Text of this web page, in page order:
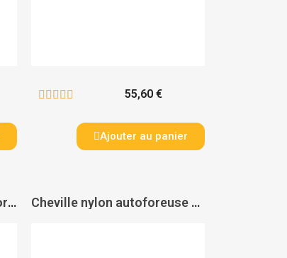
     55,60 €
Ajouter au panier
Chevilles bi-matière autoforeuse sans vis Duoblade - FISCHER Cheville nylon autoforeuse Driva DRILL TP 12 - SPIT